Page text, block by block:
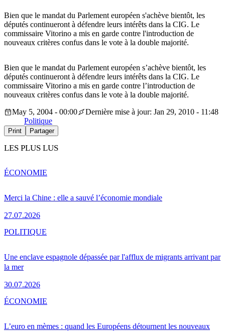
Bien que le mandat du Parlement européen s'achève bientôt, les
députés continueront à défendre leurs intérêts dans la CIG. Le
commissaire Vitorino a mis en garde contre l'introduction de
nouveaux critères confus dans le vote à la double majorité.
Bien que le mandat du Parlement européen s’achève bientôt, les
députés continueront à défendre leurs intérêts dans la CIG. Le
commissaire Vitorino a mis en garde contre l’introduction de
nouveaux critères confus dans le vote à la double majorité.
May 5, 2004 - 00:00
Dernière mise à jour: Jan 29, 2010 - 11:48
Politique
Print Partager
LES PLUS LUS
Merci la Chine : elle a sauvé l’économie mondiale
27.07.2026
ÉCONOMIE
Une enclave espagnole dépassée par l'afflux de migrants arrivant par
la mer
30.07.2026
POLITIQUE
L’euro en mèmes : quand les Européens détournent les nouveaux
ÉCONOMIE